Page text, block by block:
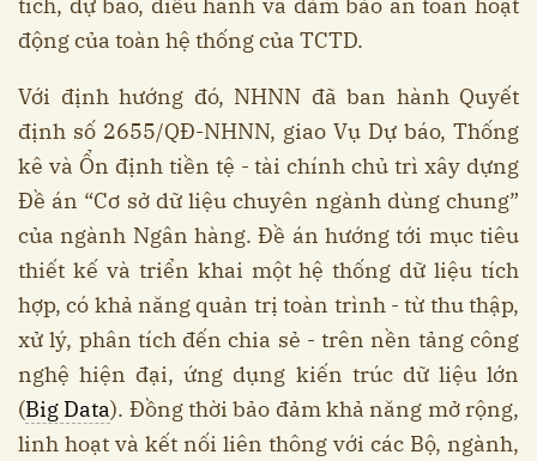
động của toàn hệ thống của TCTD.
Với định hướng đó, NHNN đã ban hành Quyết
định số 2655/QĐ-NHNN, giao Vụ Dự báo, Thống
kê và Ổn định tiền tệ - tài chính chủ trì xây dựng
Đề án “Cơ sở dữ liệu chuyên ngành dùng chung”
của ngành Ngân hàng. Đề án hướng tới mục tiêu
thiết kế và triển khai một hệ thống dữ liệu tích
hợp, có khả năng quản trị toàn trình - từ thu thập,
xử lý, phân tích đến chia sẻ - trên nền tảng công
nghệ hiện đại, ứng dụng kiến trúc dữ liệu lớn
(Big Data). Đồng thời bảo đảm khả năng mở rộng,
linh hoạt và kết nối liên thông với các Bộ, ngành,